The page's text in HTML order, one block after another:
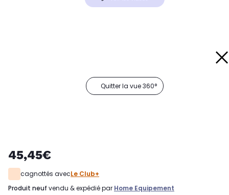
Quitter la vue 360°
45,45€
cagnottés avecLe Club+
produit neuf vendu & expédié par Home Equipement